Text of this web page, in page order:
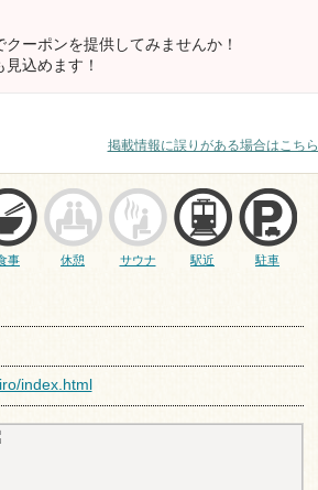
ーポンを提供してみませんか！
込めます！
掲載情報に誤りがある場合はこちら
事 休憩 サウナ 駅近 駐車
index.html